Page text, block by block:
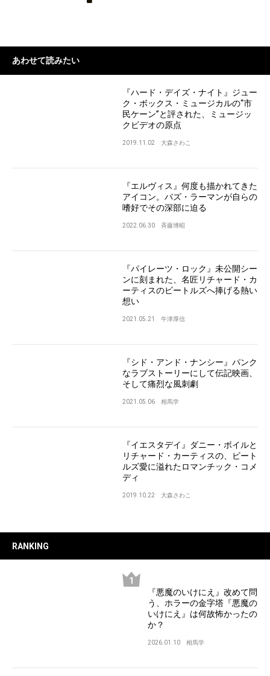
あわせて読みたい
『ハード・デイズ・ナイト』ジュー
ク・ボックス・ミュージカルの“市
民ケーン”と評された、ミュージッ
クビデオの原点
2019.11.02 大森さわこ
『エルヴィス』何度も描かれてきた
アイコン。バズ・ラーマンが自らの
嗜好でその深部に迫る
2022.06.30 斉藤博昭
『パイレーツ・ロック』未公開シー
ンに刻まれた、名匠リチャード・カ
ーティスのビートルズへ捧げる熱い
想い
2021.05.21 牛津厚信
『シド・アンド・ナンシー』パンク
なラブストーリーにして伝記映画、
そして痛烈な風刺劇
2021.05.06 相馬学
『イエスタデイ』ダニー・ボイルと
リチャード・カーティスの、ビート
ルズ愛に溢れたロマンチック・コメ
ディ
2019.10.22 大森さわこ
RANKING
『悪魔のいけにえ』改めて問
う、ホラーの金字塔『悪魔の
いけにえ』は何故怖かったの
か？
2026.01.10 相馬学